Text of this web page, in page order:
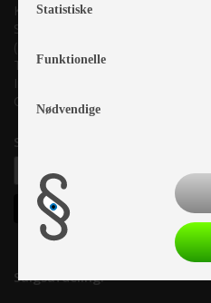
Kronjyllands Camping Center A/S
Suderholmen 10, 8960 Randers SØ
(Lige ud til Grenåvej)
Tlf. +45 87 10 98 70
Info@as-kcc.dk
CVR: 33 38 77 33
Samtykke til nyhedsbrev
Salgsafdeling:
Statistiske
Funktionelle
Nødvendige